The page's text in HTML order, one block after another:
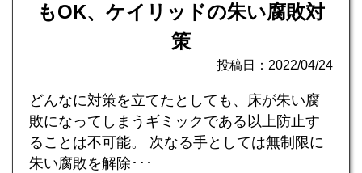
もOK、ケイリッドの朱い腐敗対
策
投稿日：2022/04/24
どんなに対策を立てたとしても、床が朱い腐
敗になってしまうギミックである以上防止す
ることは不可能。 次なる手としては無制限に
朱い腐敗を解除･･･